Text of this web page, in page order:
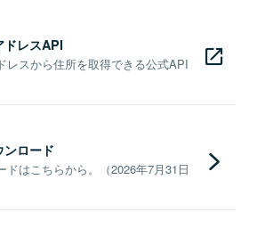
ドレスAPI
レスから住所を取得できる公式API
ロード
ドはこちらから。（2026年7月31日